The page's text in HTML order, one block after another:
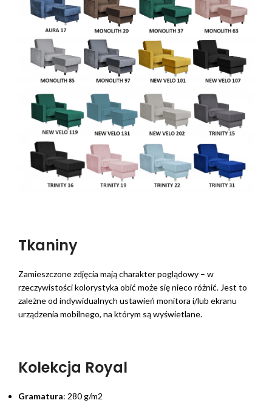
Tkaniny
Zamieszczone zdjęcia mają charakter poglądowy – w
rzeczywistości kolorystyka obić może się nieco różnić. Jest to
zależne od indywidualnych ustawień monitora i/lub ekranu
urządzenia mobilnego, na którym są wyświetlane.
Kolekcja Royal
Gramatura: 280 g/m2